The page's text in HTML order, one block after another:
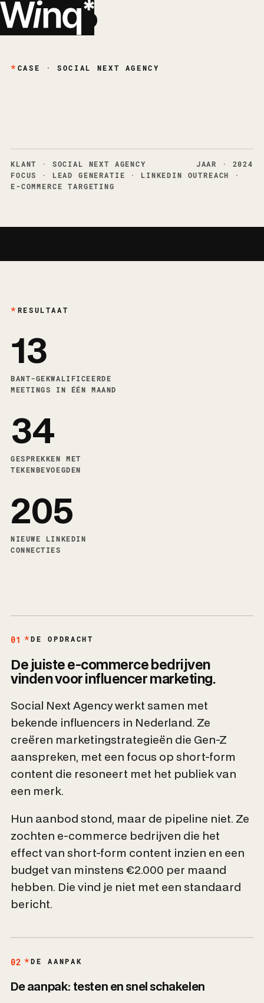
EN
CASE · SOCIAL NEXT AGENCY
KLANT · SOCIAL NEXT AGENCY JAAR
· 2024
FOCUS
· LEAD GENERATIE · LINKEDIN OUTREACH ·
E-COMMERCE TARGETING
RESULTAAT
13
BANT-GEKWALIFICEERDE
MEETINGS IN ÉÉN MAAND
34
GESPREKKEN MET
TEKENBEVOEGDEN
205
NIEUWE LINKEDIN
CONNECTIES
01 DE OPDRACHT
De juiste e-commerce bedrijven
vinden voor influencer marketing.
Social Next Agency werkt samen met
bekende influencers in Nederland. Ze
creëren marketingstrategieën die Gen-Z
aanspreken, met een focus op short-form
content die resoneert met het publiek van
een merk.
Hun aanbod stond, maar de pipeline niet. Ze
zochten e-commerce bedrijven die het
effect van short-form content inzien en een
budget van minstens €2.000 per maand
hebben. Die vind je niet met een standaard
bericht.
02 DE AANPAK
De aanpak: testen en snel schakelen